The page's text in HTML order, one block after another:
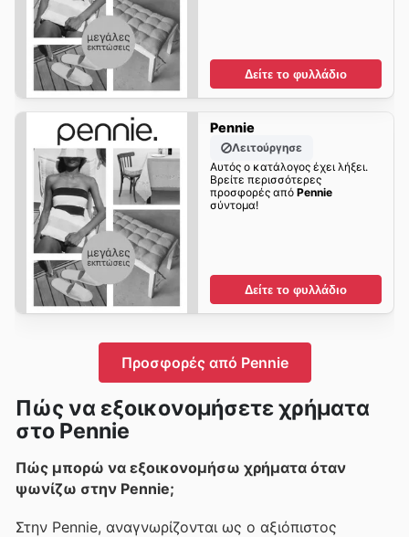
Δείτε το φυλλάδιο
Pennie
Λειτούργησε
Αυτός ο κατάλογος έχει λήξει.
Βρείτε περισσότερες
προσφορές από Pennie
σύντομα!
Δείτε το φυλλάδιο
Προσφορές από Pennie
Πώς να εξοικονομήσετε χρήματα
στο Pennie
Πώς μπορώ να εξοικονομήσω χρήματα όταν
ψωνίζω στην Pennie;
Στην Pennie, αναγνωρίζονται ως ο αξιόπιστος